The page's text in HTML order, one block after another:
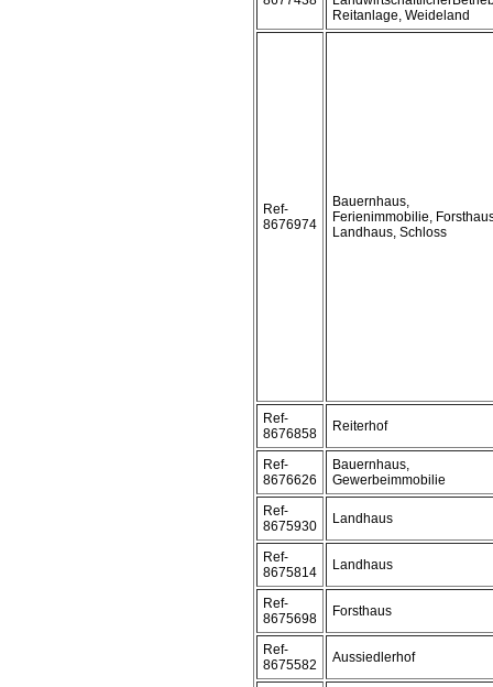
Reitanlage, Weideland
Ref-
8676974
Bauernhaus,
Ferienimmobilie,
Landhaus, Schloss
Ref-
8676858
Reiterhof
Ref-
8676626
Bauernhaus,
Gewerbeimmobilie
Ref-
8675930
Landhaus
Ref-
8675814
Landhaus
Ref-
8675698
Forsthaus
Ref-
8675582
Aussiedlerhof